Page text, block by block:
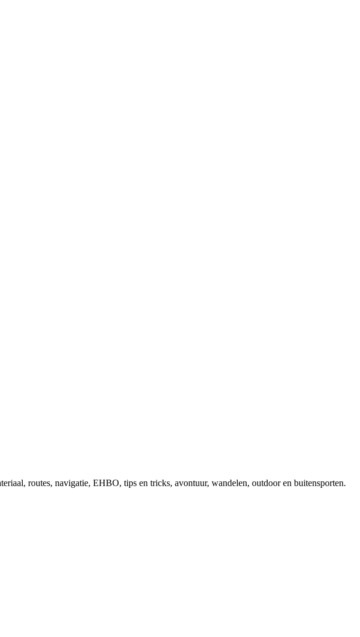
routes, navigatie, EHBO, tips en tricks, avontuur, wandelen, outdoor en buitensporten.